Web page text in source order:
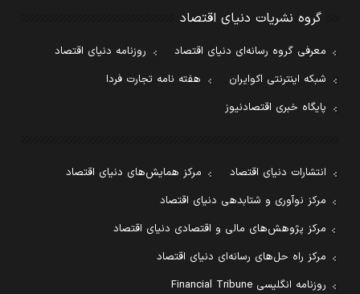
گروه نشریات دنیای اقتصاد
معرفی گروه رسانه‌ای دنیای اقتصاد
روزنامه دنیای اقتصاد
شبکه اینترنتی اکوایران
هفته نامه تجارت فردا
پایگاه خبری اقتصادنیوز
انتشارات دنیای اقتصاد
مرکز همایش‌های دنیای اقتصاد
مرکز نوآوری و شتابدهی دنیای اقتصاد
مرکز پژوهش‌های مالی و اقتصادی دنیای اقتصاد
مرکز راه حل‌های رسانه‌ای دنیای اقتصاد
روزنامه انگلیسی Financial Tribune